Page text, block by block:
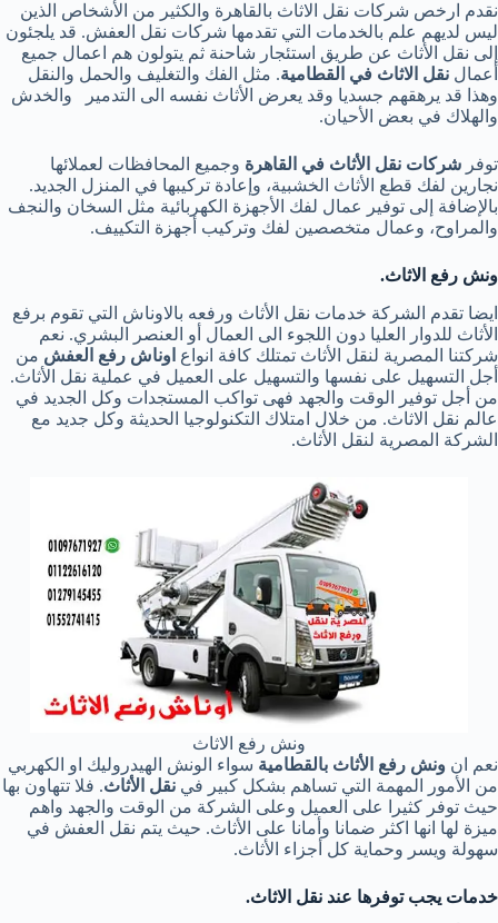
نقدم ارخص شركات نقل الاثاث بالقاهرة والكثير من الأشخاص الذين
ليس لديهم علم بالخدمات التي تقدمها شركات نقل العفش. قد يلجئون
إلى نقل الأثاث عن طريق استئجار شاحنة ثم يتولون هم اعمال جميع
أعمال نقل الاثاث في القطامية. مثل الفك والتغليف والحمل والنقل
وهذا قد يرهقهم جسديا وقد يعرض الأثاث نفسه الى التدمير والخدش
والهلاك في بعض الأحيان.
توفر شركات نقل الأثاث في القاهرة وجميع المحافظات لعملائها
نجارين لفك قطع الأثاث الخشبية، وإعادة تركيبها في المنزل الجديد.
بالإضافة إلى توفير عمال لفك الأجهزة الكهربائية مثل السخان والنجف
والمراوح، وعمال متخصصين لفك وتركيب أجهزة التكييف.
ونش رفع الاثاث.
ايضا تقدم الشركة خدمات نقل الأثاث ورفعه بالاوناش التي تقوم برفع
الأثاث للدوار العليا دون اللجوء الى العمال أو العنصر البشري. نعم
شركتنا المصرية لنقل الأثاث تمتلك كافة انواع اوناش رفع العفش من
أجل التسهيل على نفسها والتسهيل على العميل في عملية نقل الأثاث.
من أجل توفير الوقت والجهد فهى تواكب المستجدات وكل الجديد في
عالم نقل الاثاث. من خلال امتلاك التكنولوجيا الحديثة وكل جديد مع
الشركة المصرية لنقل الأثاث.
ونش رفع الاثاث
نعم ان ونش رفع الأثاث بالقطامية سواء الونش الهيدروليك او الكهربي
من الأمور المهمة التي تساهم بشكل كبير في نقل الأثاث. فلا تتهاون بها
حيث توفر كثيرا على العميل وعلى الشركة من الوقت والجهد واهم
ميزة لها انها اكثر ضمانا وأمانا على الأثاث. حيث يتم نقل العفش في
سهولة ويسر وحماية كل أجزاء الأثاث.
خدمات يجب توفرها عند نقل الاثاث.